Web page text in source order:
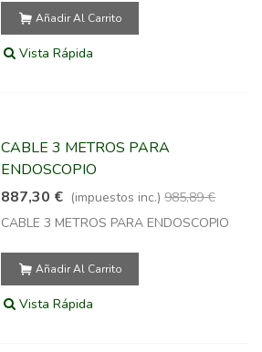
Añadir Al Carrito
Vista Rápida
CABLE 3 METROS PARA
ENDOSCOPIO
887,30 € (impuestos inc.) 985,89 €
CABLE 3 METROS PARA ENDOSCOPIO
Añadir Al Carrito
Vista Rápida